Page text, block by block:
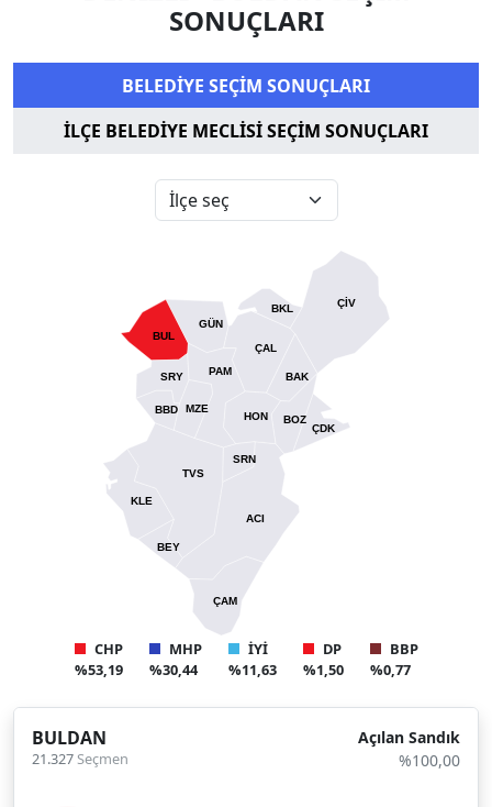
SONUÇLARI
BELEDİYE SEÇİM SONUÇLARI
İLÇE BELEDİYE MECLİSİ SEÇİM SONUÇLARI
ACI
BUL
ÇAL
ÇAM
ÇDK
ÇİV
GÜN
KLE
SRY
TVS
BBD
BKL
HON
SRN
PAM BAK
BEY
BOZ
MZE
CHP
%53,19
MHP
%30,44
İYİ
%11,63
DP
%1,50
BBP
%0,77
BULDAN
21.327Seçmen
Açılan Sandık
%100,00